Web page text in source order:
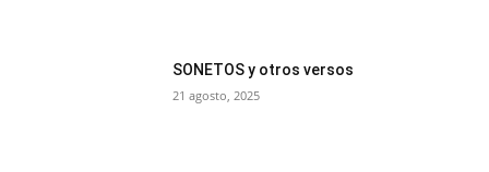
SONETOS y otros versos
21 agosto, 2025